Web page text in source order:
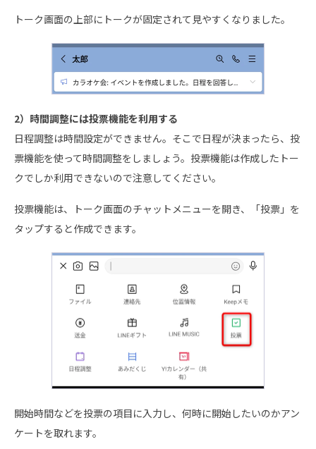
トーク画面の上部にトークが固定されて見やすくなりました。
2）時間調整には投票機能を利用する
日程調整は時間設定ができません。そこで日程が決まったら、投
票機能を使って時間調整をしましょう。投票機能は作成したトー
クでしか利用できないので注意してください。
投票機能は、トーク画面のチャットメニューを開き、「投票」を
タップすると作成できます。
開始時間などを投票の項目に入力し、何時に開始したいのかアン
ケートを取れます。